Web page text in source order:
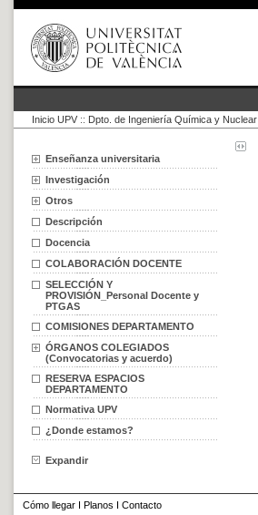
Inicio UPV :: Dpto. de Ingeniería Química y Nuclear
Enseñanza universitaria
Investigación
Otros
Descripción
Docencia
COLABORACIÓN DOCENTE
SELECCIÓN Y
PROVISIÓN_Personal Docente y
PTGAS
COMISIONES DEPARTAMENTO
ÓRGANOS COLEGIADOS
(Convocatorias y acuerdo)
RESERVA ESPACIOS
DEPARTAMENTO
Normativa UPV
¿Donde estamos?
Expandir
Cómo llegar I Planos I Contacto